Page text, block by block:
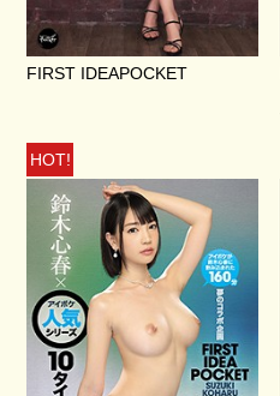
FIRST IDEAPOCKET
HOT!